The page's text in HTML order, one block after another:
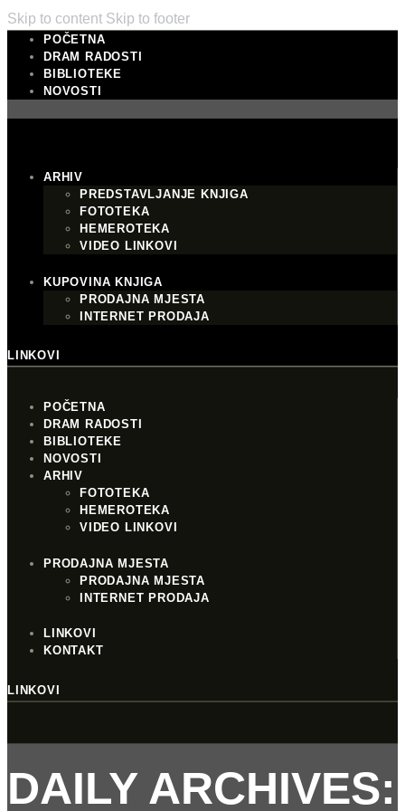
Skip to content Skip to footer
POČETNA
DRAM RADOSTI
BIBLIOTEKE
NOVOSTI
ARHIV
PREDSTAVLJANJE KNJIGA
FOTOTEKA
HEMEROTEKA
VIDEO LINKOVI
KUPOVINA KNJIGA
PRODAJNA MJESTA
INTERNET PRODAJA
LINKOVI
POČETNA
DRAM RADOSTI
BIBLIOTEKE
NOVOSTI
ARHIV
FOTOTEKA
HEMEROTEKA
VIDEO LINKOVI
PRODAJNA MJESTA
PRODAJNA MJESTA
INTERNET PRODAJA
LINKOVI
KONTAKT
LINKOVI
DAILY ARCHIVES: